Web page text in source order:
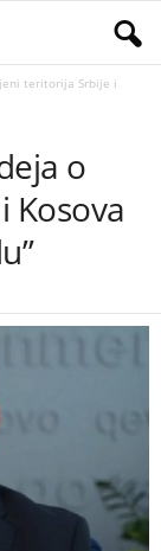
teritorija Srbije i
o
Kosova